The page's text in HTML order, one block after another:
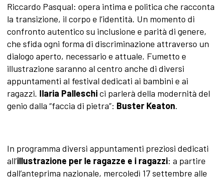
Riccardo Pasqual: opera intima e politica che racconta
la transizione, il corpo e l’identità. Un momento di
confronto autentico su inclusione e parità di genere,
che sfida ogni forma di discriminazione attraverso un
dialogo aperto, necessario e attuale. Fumetto e
illustrazione saranno al centro anche di diversi
appuntamenti al festival dedicati ai bambini e ai
ragazzi. Ilaria Palleschici parlerà della modernità del
genio dalla “faccia di pietra”: Buster Keaton.
In programma diversi appuntamenti preziosi dedicati
all’illustrazione per le ragazze e i ragazzi: a partire
dall’anteprima nazionale, mercoledì 17 settembre alle